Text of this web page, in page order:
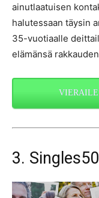
ainutlaatuisen
halutessaan täysin
35-vuotiaalle
elämänsä
3. Singles50